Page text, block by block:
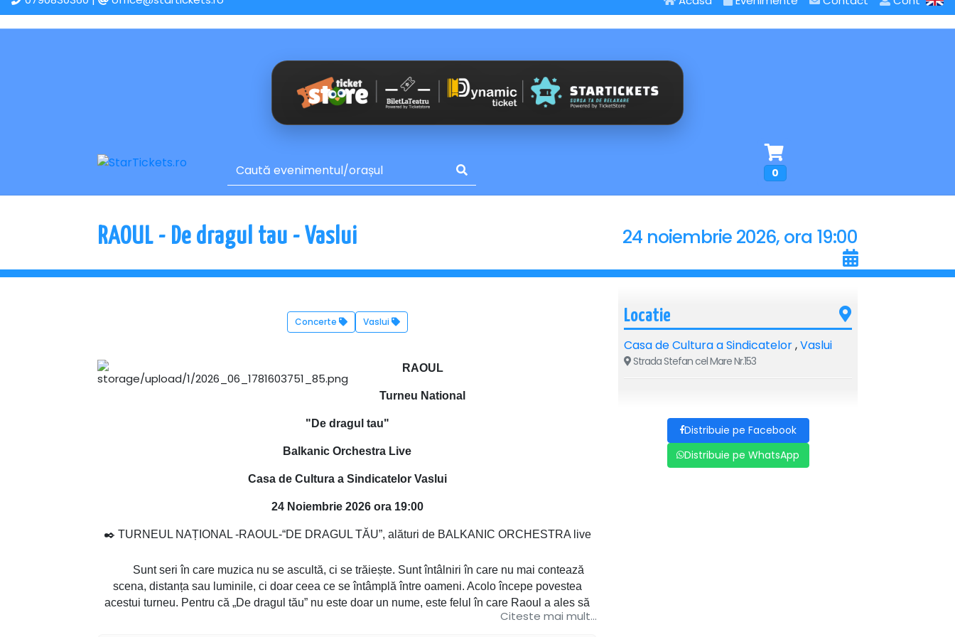
0
RAOUL - De dragul tau - Vaslui 24 noiembrie 2026, ora 19:00
Concerte Vaslui
RAOUL
Turneu National
"De dragul tau"
Balkanic Orchestra Live
Casa de Cultura a Sindicatelor Vaslui
24 Noiembrie 2026 ora 19:00
✒️ TURNEUL NAȚIONAL -RAOUL-“DE DRAGUL TĂU”, alături de BALKANIC ORCHESTRA live
Sunt seri în care muzica nu se ascultă, ci se trăiește. Sunt întâlniri în care nu mai contează
scena, distanța sau luminile, ci doar ceea ce se întâmplă între oameni. Acolo începe povestea
acestui turneu. Pentru că „De dragul tău” nu este doar un nume, este felul în care Raoul a ales să
se apropie din nou de publicul său, simplu, sincer, fără mască, fără grabă.Citeste mai mult...
Locatie
Casa de Cultura a Sindicatelor,Vaslui
Strada Stefan cel Mare Nr.153
Distribuie pe Facebook
Distribuie pe WhatsApp